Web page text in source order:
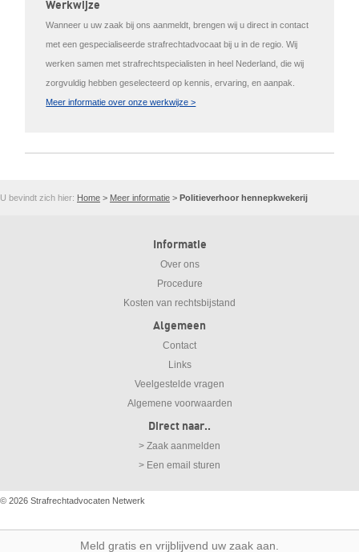
Werkwijze
Wanneer u uw zaak bij ons aanmeldt, brengen wij u direct in contact
met een gespecialiseerde strafrechtadvocaat bij u in de regio. Wij
werken samen met strafrechtspecialisten in heel Nederland, die wij
zorgvuldig hebben geselecteerd op kennis, ervaring, en aanpak.
Meer informatie over onze werkwijze >
U bevindt zich hier: Home > Meer informatie > Politieverhoor hennepkwekerij
Informatie
Over ons
Procedure
Kosten van rechtsbijstand
Algemeen
Contact
Links
Veelgestelde vragen
Algemene voorwaarden
Direct naar..
> Zaak aanmelden
> Een email sturen
© 2026 Strafrechtadvocaten Netwerk
Meld gratis en vrijblijvend uw zaak aan.